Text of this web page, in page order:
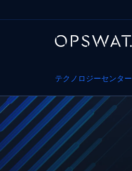
テクノロジーセンター